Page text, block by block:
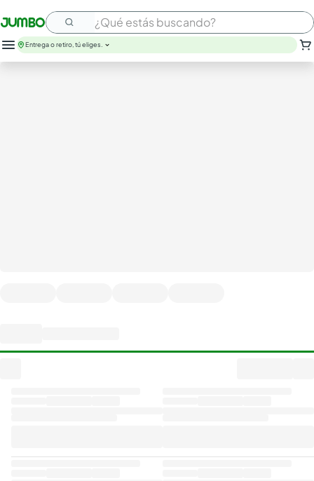
¿Qué estás buscando?
Entrega o retiro, tú eliges.